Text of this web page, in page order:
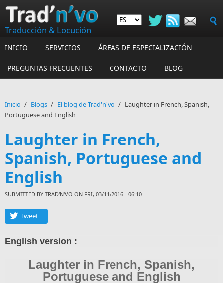
Skip to main content
Traducción & Locución
INICIO SERVICIOS ÁREAS DE ESPECIALIZACIÓN
PREGUNTAS FRECUENTES CONTACTO BLOG
Inicio / Blogs / El blog de Trad'n'vo / Laughter in French, Spanish,
Portuguese and English
Laughter in French,
Spanish, Portuguese and
English
SUBMITTED BY TRAD'N'VO ON FRI, 03/11/2016 - 06:10
Tweet
English version :
Laughter in French, Spanish,
Portuguese and English